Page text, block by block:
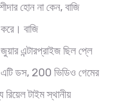
হোন না কেন, বাজি
বাজি
এন্টারপ্রাইজ ছিল প্লে
এটি ডস, 200 ভিডিও গেমের
টাইম স্থানীয়